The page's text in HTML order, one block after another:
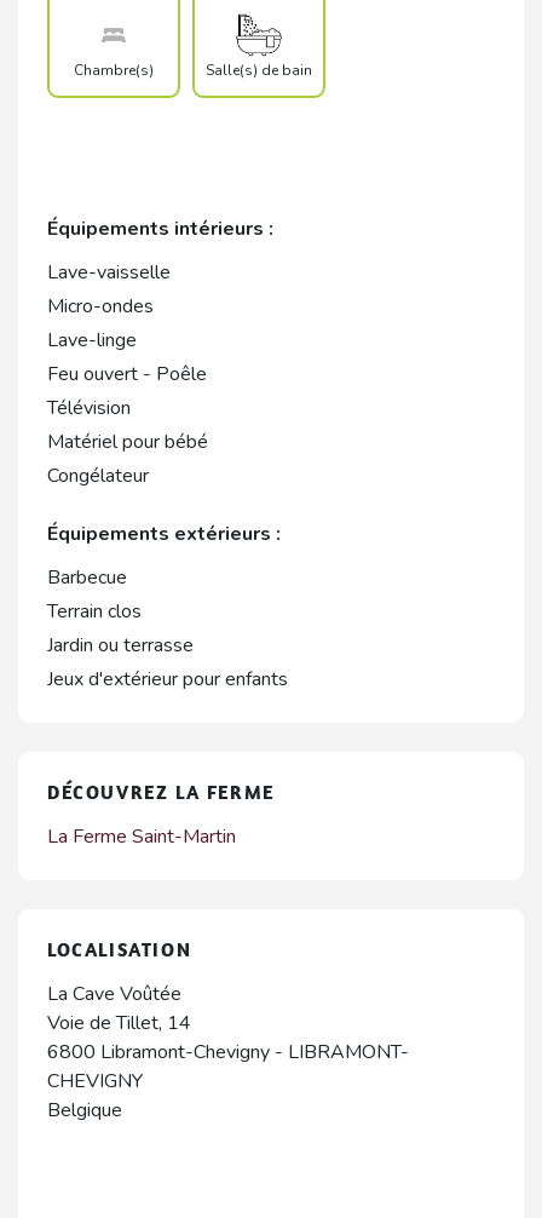
Chambre(s) Salle(s) de bain
Équipements intérieurs :
Lave-vaisselle
Micro-ondes
Lave-linge
Feu ouvert - Poêle
Télévision
Matériel pour bébé
Congélateur
Équipements extérieurs :
Barbecue
Terrain clos
Jardin ou terrasse
Jeux d'extérieur pour enfants
DÉCOUVREZ LA FERME
La Ferme Saint-Martin
LOCALISATION
La Cave Voûtée
Voie de Tillet, 14
6800 Libramont-Chevigny - LIBRAMONT-
CHEVIGNY
Belgique